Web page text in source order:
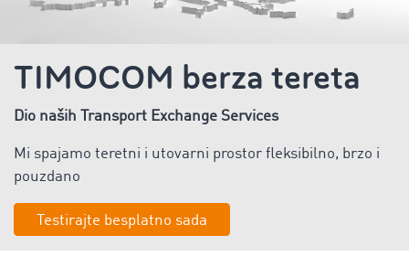
TIMOCOM berza tereta
Dio naših Transport Exchange Services
Mi spajamo teretni i utovarni prostor fleksibilno, brzo i
pouzdano
Testirajte besplatno sada